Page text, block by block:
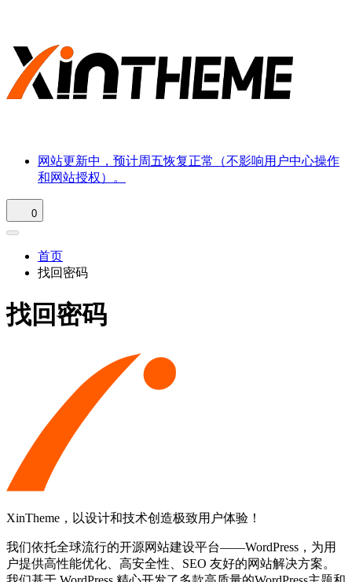
网站更新中，预计周五恢复正常（不影响用户中心操作
和网站授权）。
0
首页
找回密码
找回密码
XinTheme，以设计和技术创造极致用户体验！
我们依托全球流行的开源网站建设平台——WordPress，为用
户提供高性能优化、高安全性、SEO 友好的网站解决方案。